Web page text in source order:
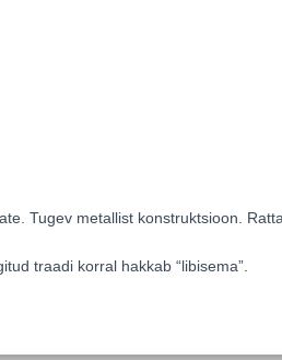
Tugev metallist konstruktsioon.
traadi korral hakkab “libisema”.